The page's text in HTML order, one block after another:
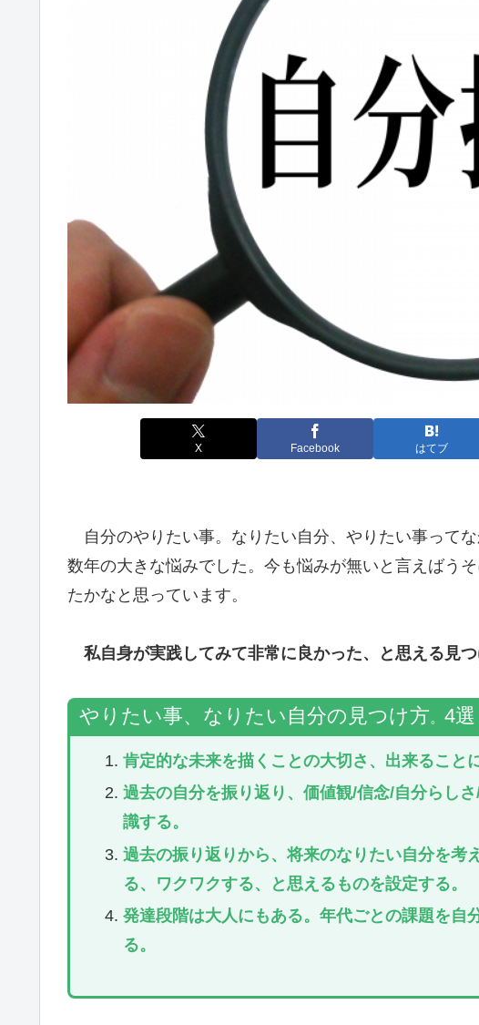
X Facebook はてブ
自分のやりたい事。なりたい自分、やりたい事って
数年の大きな悩みでした。今も悩みが無いと言えばう
たかなと思っています。
私自身が実践してみて非常に良かった、と思える見
やりたい事、なりたい自分の見つけ方。 4選
肯定的な未来を描くことの大切さ、出来ること
過去の自分を振り返り、価値観/信念/自分らし
識する。
過去の振り返りから、将来のなりたい自分を考
る、ワクワクする、と思えるものを設定する。
発達段階は大人にもある。年代ごとの課題を自
る。